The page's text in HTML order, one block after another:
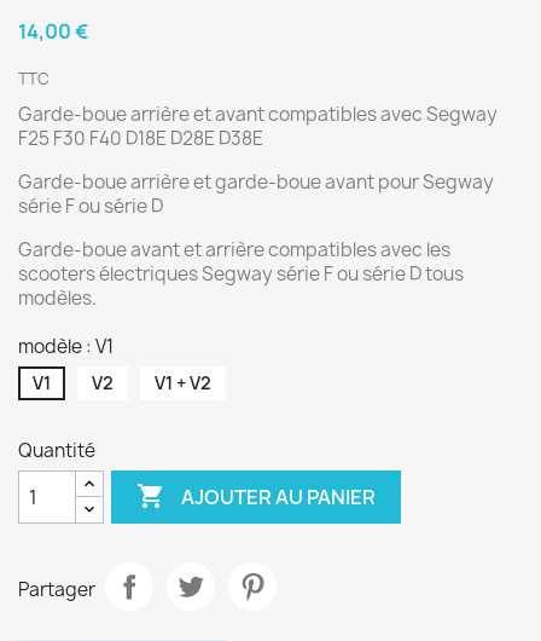
14,00 €
TTC
Garde-boue arrière et avant compatibles avec Segway
F25 F30 F40 D18E D28E D38E
Garde-boue arrière et garde-boue avant pour Segway
série F ou série D
Garde-boue avant et arrière compatibles avec les
scooters électriques Segway série F ou série D tous
modèles.
modèle : V1
V1 V2 V1 + V2
Quantité
 AJOUTER AU PANIER
Partager